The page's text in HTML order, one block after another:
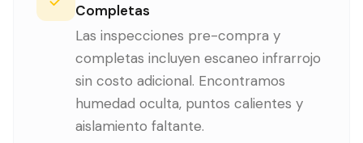
Completas
Las inspecciones pre-compra y
completas incluyen escaneo infrarrojo
sin costo adicional. Encontramos
humedad oculta, puntos calientes y
aislamiento faltante.